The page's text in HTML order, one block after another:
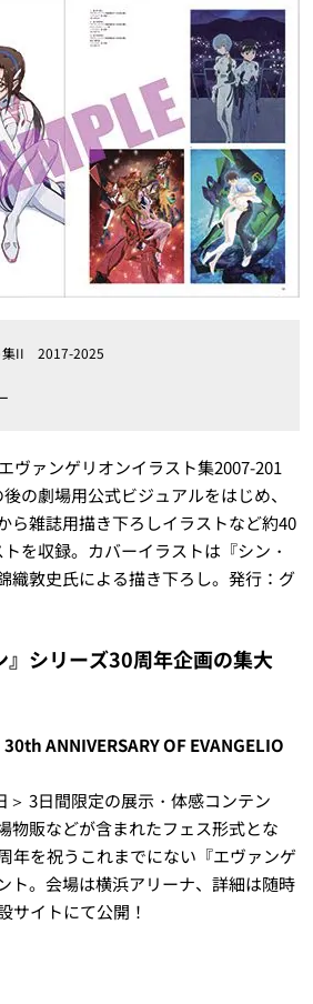
集II 2017-2025
ヴァンゲリオンイラスト集2007-201
の劇場用公式ビジュアルをはじめ、
ら雑誌用描き下ろしイラストなど約40
を収録。カバーイラストは『シン・
織敦史氏による描き下ろし。発行：グ
』シリーズ30周年企画の集大
ANNIVERSARY OF EVANGELIO
＞ 3日間限定の展示・体感コンテン
物販などが含まれたフェス形式とな
年を祝うこれまでにない『エヴァンゲ
ト。会場は横浜アリーナ、詳細は随時
サイトにて公開！